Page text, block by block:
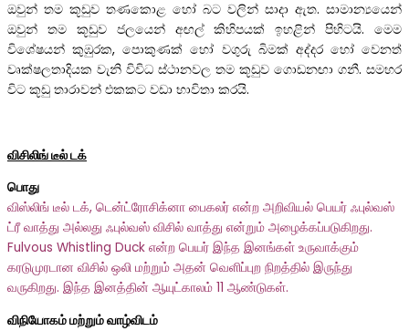
ඔවුන් තම කූඩුව තණකොළ හෝ බට වලින් සාදා ඇත. සාමාන්‍යයෙන්
ඔවුන් තම කූඩුව ජලයෙන් අඟල් කිහිපයක් ඉහළින් පිහිටයි. මෙම
විශේෂයන් කුඹුරක, පොකුණක් හෝ වගුරු බිමක් අද්දර හෝ වෙනත්
වෘක්ෂලතාදියක වැනි විවිධ ස්ථානවල තම කූඩුව ගොඩනඟා ගනී. සමහර
විට කූඩු තාරාවන් එකකට වඩා භාවිතා කරයි.
விசிலிங் டீல் டக்
பொது
விஸ்லிங் டீல் டக், டென்ட்ரோசிக்னா பைகலர் என்ற அறிவியல் பெயர் ஃபுல்வஸ்
ட்ரீ வாத்து அல்லது ஃபுல்வஸ் விசில் வாத்து என்றும் அழைக்கப்படுகிறது.
Fulvous Whistling Duck என்ற பெயர் இந்த இனங்கள் உருவாக்கும்
கரடுமுரடான விசில் ஒலி மற்றும் அதன் வெளிப்புற நிறத்தில் இருந்து
வருகிறது. இந்த இனத்தின் ஆயுட்காலம் 11 ஆண்டுகள்.
விநியோகம் மற்றும் வாழ்விடம்